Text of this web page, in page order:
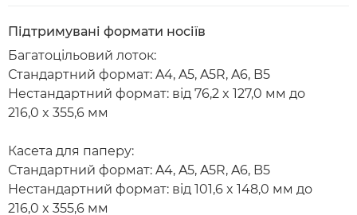
Підтримувані формати носіїв
Багатоцільовий лоток:
Стандартний формат: A4, A5, A5R, A6, B5
Нестандартний формат: від 76,2 x 127,0 мм до
216,0 x 355,6 мм
Касета для паперу:
Стандартний формат: A4, A5, A5R, A6, B5
Нестандартний формат: від 101,6 x 148,0 мм до
216,0 x 355,6 мм